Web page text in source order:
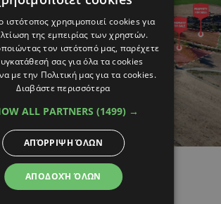
στην Αλαμινό,
ιστότοπος χρησιμοποιεί cookies για
της εμπειρίας των χρηστών.
τον ιστότοπό μας, παρέχετε
σας για όλα τα cookies
με την Πολιτική μας για τα cookies.
Διαβάστε περισσότερα
ALL PARTNERS (1499) →
ΑΠΟΔΟΧΉ ΌΛΩΝ
ΑΠΌΡΡΙΨΗ ΌΛΩΝ